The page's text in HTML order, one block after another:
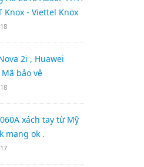
Knox - Viettel Knox
2i , Huawei
Mã bảo vệ
xách tay từ Mỹ
mạng ok .